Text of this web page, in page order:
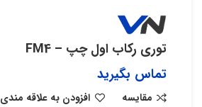
توری رکاب اول چپ – FM4
تماس بگیرید
مقایسه افزودن به علاقه مندی